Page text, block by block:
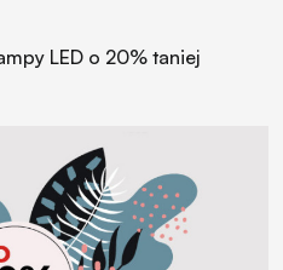
LED o 20% taniej